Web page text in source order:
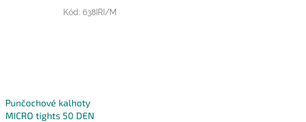
Punčochové kalhoty
MICRO tights 50 DEN
Kód:638IRI/M